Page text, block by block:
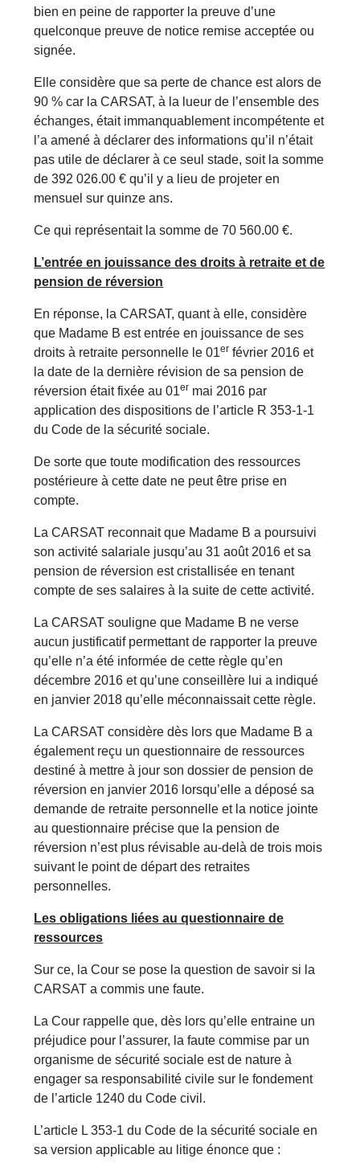
bien en peine de rapporter la preuve d’une
quelconque preuve de notice remise acceptée ou
signée.
Elle considère que sa perte de chance est alors de
90 % car la CARSAT, à la lueur de l’ensemble des
échanges, était immanquablement incompétente et
l’a amené à déclarer des informations qu’il n’était
pas utile de déclarer à ce seul stade, soit la somme
de 392 026.00 € qu’il y a lieu de projeter en
mensuel sur quinze ans.
Ce qui représentait la somme de 70 560.00 €.
L’entrée en jouissance des droits à retraite et de
pension de réversion
En réponse, la CARSAT, quant à elle, considère
que Madame B est entrée en jouissance de ses
droits à retraite personnelle le 01er février 2016 et
la date de la dernière révision de sa pension de
réversion était fixée au 01er mai 2016 par
application des dispositions de l’article R 353-1-1
du Code de la sécurité sociale.
De sorte que toute modification des ressources
postérieure à cette date ne peut être prise en
compte.
La CARSAT reconnait que Madame B a poursuivi
son activité salariale jusqu’au 31 août 2016 et sa
pension de réversion est cristallisée en tenant
compte de ses salaires à la suite de cette activité.
La CARSAT souligne que Madame B ne verse
aucun justificatif permettant de rapporter la preuve
qu’elle n’a été informée de cette règle qu’en
décembre 2016 et qu’une conseillère lui a indiqué
en janvier 2018 qu’elle méconnaissait cette règle.
La CARSAT considère dès lors que Madame B a
également reçu un questionnaire de ressources
destiné à mettre à jour son dossier de pension de
réversion en janvier 2016 lorsqu’elle a déposé sa
demande de retraite personnelle et la notice jointe
au questionnaire précise que la pension de
réversion n’est plus révisable au-delà de trois mois
suivant le point de départ des retraites
personnelles.
Les obligations liées au questionnaire de
ressources
Sur ce, la Cour se pose la question de savoir si la
CARSAT a commis une faute.
La Cour rappelle que, dès lors qu’elle entraine un
préjudice pour l’assurer, la faute commise par un
organisme de sécurité sociale est de nature à
engager sa responsabilité civile sur le fondement
de l’article 1240 du Code civil.
L’article L 353-1 du Code de la sécurité sociale en
sa version applicable au litige énonce que :